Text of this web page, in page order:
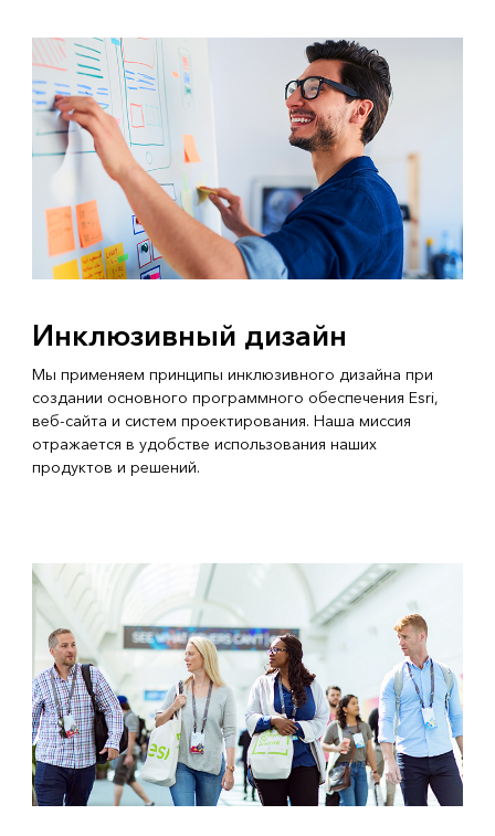
Инклюзивный дизайн
Мы применяем принципы инклюзивного дизайна при
создании основного программного обеспечения Esri,
веб-сайта и систем проектирования. Наша миссия
отражается в удобстве использования наших
продуктов и решений.